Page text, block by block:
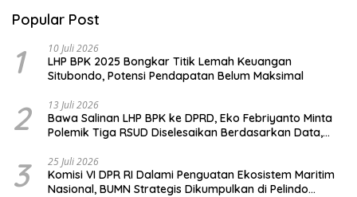
Popular Post
1 10 Juli 2026
LHP BPK 2025 Bongkar Titik Lemah Keuangan
Situbondo, Potensi Pendapatan Belum Maksimal
2 13 Juli 2026
Bawa Salinan LHP BPK ke DPRD, Eko Febriyanto Minta
Polemik Tiga RSUD Diselesaikan Berdasarkan Data,
3 25 Juli 2026
Komisi VI DPR RI Dalami Penguatan Ekosistem Maritim
Nasional, BUMN Strategis Dikumpulkan di Pelindo